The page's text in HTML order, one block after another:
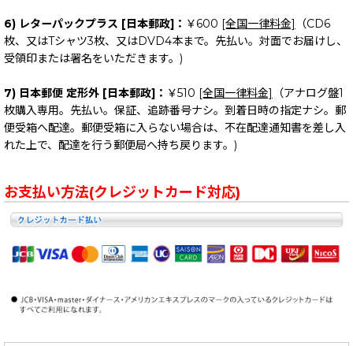
6) レターパックプラス [日本郵政]： ￥600 [全国一律料金]
（CD6
枚、又はTシャツ3枚、又はDVD4本まで。先払い。対面でお届けし、
受領印または署名をいただきます。)
7) 日本郵便 定形外 [日本郵政]： ￥510 [全国一律料金]
（アナログ盤1
枚購入専用。先払い。保証、追跡番号ナシ。到着日時の指定ナシ。郵
便受箱へ配達。郵便受箱に入らない場合は、不在配達通知書を差し入
れた上で、配達を行う郵便局へ持ち戻ります。)
お支払い方法(クレジットカード対応)